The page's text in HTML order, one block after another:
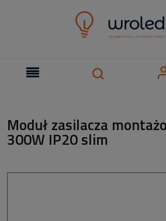
Moduł zasilacza
300W IP20 slim